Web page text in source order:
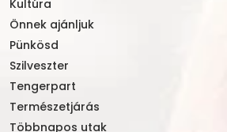
Kultúra
Önnek ajánljuk
Pünkösd
Szilveszter
Tengerpart
Természetjárás
Többnapos utak